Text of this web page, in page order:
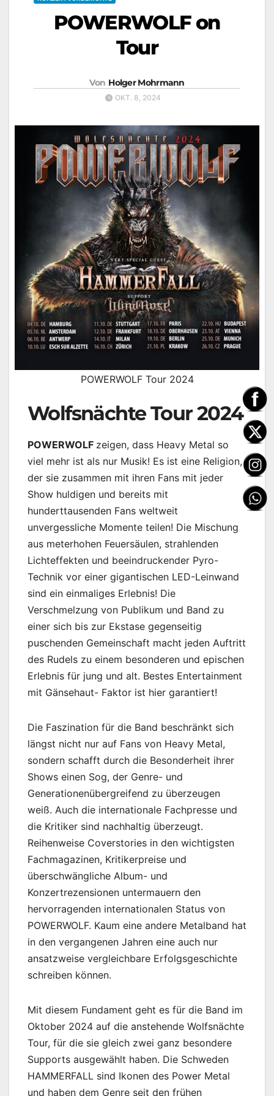
POWERWOLF on
Tour
Von Holger Mohrmann
OKT. 8, 2024
POWERWOLF Tour 2024
Wolfsnächte Tour 2024
POWERWOLF zeigen, dass Heavy Metal so
viel mehr ist als nur Musik! Es ist eine Religion,
der sie zusammen mit ihren Fans mit jeder
Show huldigen und bereits mit
hunderttausenden Fans weltweit
unvergessliche Momente teilen! Die Mischung
aus meterhohen Feuersäulen, strahlenden
Lichteffekten und beeindruckender Pyro-
Technik vor einer gigantischen LED-Leinwand
sind ein einmaliges Erlebnis! Die
Verschmelzung von Publikum und Band zu
einer sich bis zur Ekstase gegenseitig
puschenden Gemeinschaft macht jeden Auftritt
des Rudels zu einem besonderen und epischen
Erlebnis für jung und alt. Bestes Entertainment
mit Gänsehaut- Faktor ist hier garantiert!
Die Faszination für die Band beschränkt sich
längst nicht nur auf Fans von Heavy Metal,
sondern schafft durch die Besonderheit ihrer
Shows einen Sog, der Genre- und
Generationenübergreifend zu überzeugen
weiß. Auch die internationale Fachpresse und
die Kritiker sind nachhaltig überzeugt.
Reihenweise Coverstories in den wichtigsten
Fachmagazinen, Kritikerpreise und
überschwängliche Album- und
Konzertrezensionen untermauern den
hervorragenden internationalen Status von
POWERWOLF. Kaum eine andere Metalband hat
in den vergangenen Jahren eine auch nur
ansatzweise vergleichbare Erfolgsgeschichte
schreiben können.
Mit diesem Fundament geht es für die Band im
Oktober 2024 auf die anstehende Wolfsnächte
Tour, für die sie gleich zwei ganz besondere
Supports ausgewählt haben. Die Schweden
HAMMERFALL sind Ikonen des Power Metal
und haben dem Genre seit den frühen